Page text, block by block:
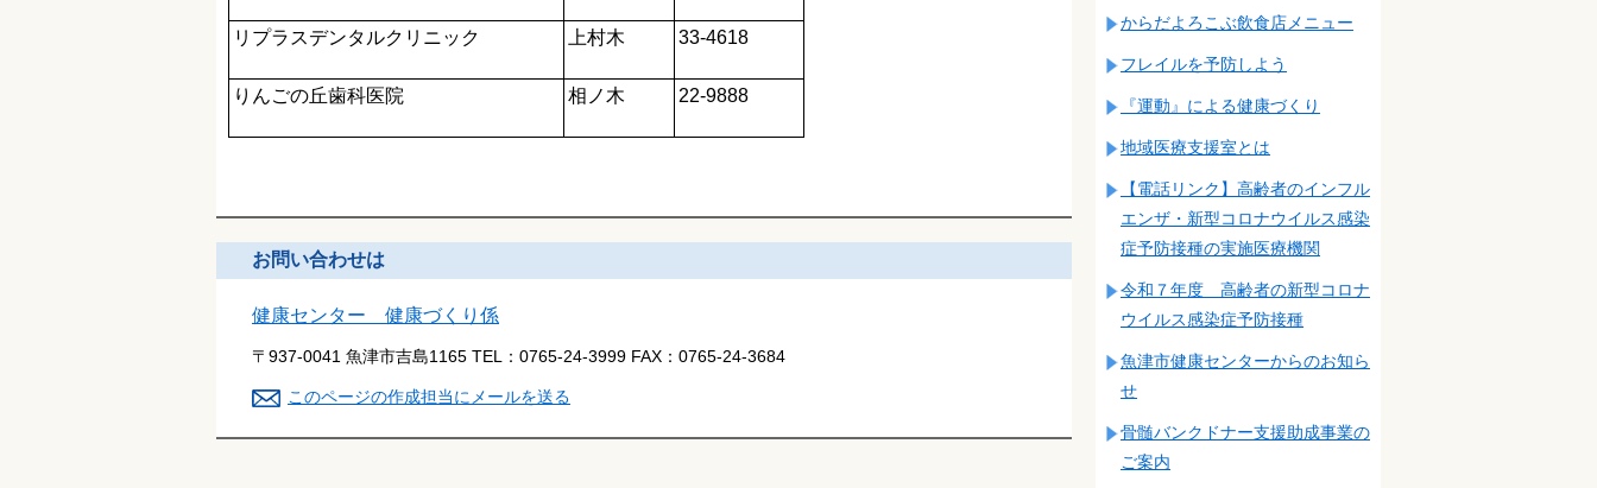
リプラスデンタルクリニック 上村木 33-4618
りんごの丘歯科医院 相ノ木 22-9888
お問い合わせは
健康センター 健康づくり係
〒937-0041 魚津市吉島1165 TEL： 0765-24-3999 FAX： 0765-24-3684
このページの作成担当にメールを送る
からだよろこぶ飲食店メニュー
フレイルを予防しよう
『運動』による健康づくり
地域医療支援室とは
【電話リンク】高齢者のインフル
エンザ・新型コロナウイルス感染
症予防接種の実施医療機関
令和７年度 高齢者の新型コロナ
ウイルス感染症予防接種
魚津市健康センターからのお知ら
せ
骨髄バンクドナー支援助成事業の
ご案内